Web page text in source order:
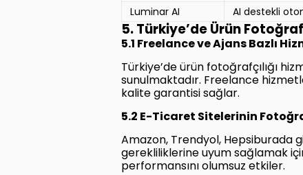
Luminar AI
AI destekli
5. Türkiye’de Ürün
5.1 Freelance ve Ajans Bazlı
Türkiye’de ürün fotoğrafçılığı
sunulmaktadır. Freelance
kalite garantisi sağlar.
5.2 E-Ticaret Sitelerinin
Amazon, Trendyol, Hepsiburada
gerekliliklerine uyum sağlamak
performansını olumsuz etkiler.